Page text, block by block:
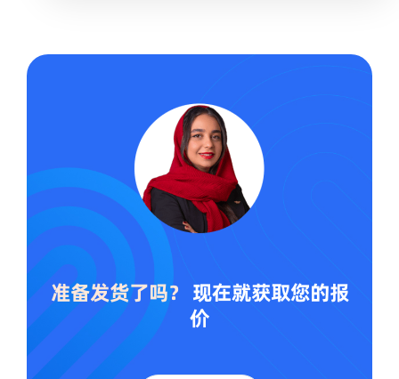
准备发货了吗？ 现在就获取您的报
价